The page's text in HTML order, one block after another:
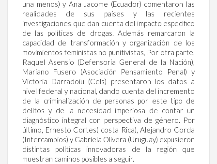
una menos) y Ana Jacome (Ecuador) comentaron las
realidades de sus países y las recientes
investigaciones que dan cuenta del impacto específico
de las políticas de drogas. Además remarcaron la
capacidad de transformación y organización de los
movimientos feministas no punitivistas, Por otra parte,
Raquel Asensio (Defensoría General de la Nación),
Mariano Fusero (Asociación Pensamiento Penal) y
Victoria Darradoiu (Cels) presentaron los datos a
nivel federal y nacional, dando cuenta del incremento
de la criminalización de personas por este tipo de
delitos y de la necesidad imperiosa de contar un
diagnóstico integral con perspectiva de género. Por
último, Ernesto Cortes( costa Rica), Alejandro Corda
(Intercambios) y Gabriela Olivera (Uruguay) expusieron
distintas políticas innovadoras de la región que
muestran caminos posibles a seguir.